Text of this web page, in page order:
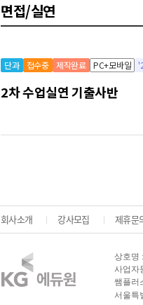
면접/실연
단과 접수중 제작완료 PC+모바일
2차 수업실연 기출사반
회사소개 강사모집 제휴문
상호명
사업자
쌤플러
서울특